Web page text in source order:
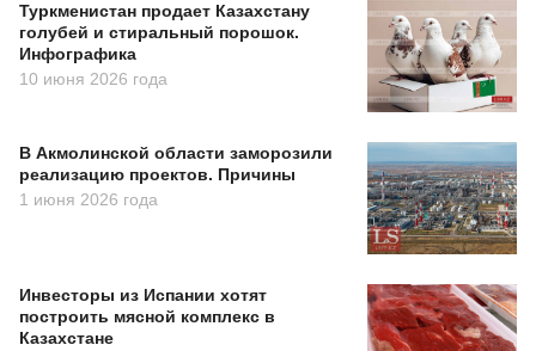
Туркменистан продает Казахстану
голубей и стиральный порошок.
Инфографика
10 июня 2026 года
В Акмолинской области заморозили
реализацию проектов. Причины
1 июня 2026 года
Инвесторы из Испании хотят
построить мясной комплекс в
Казахстане